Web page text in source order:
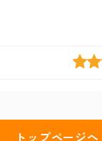
トップページへ